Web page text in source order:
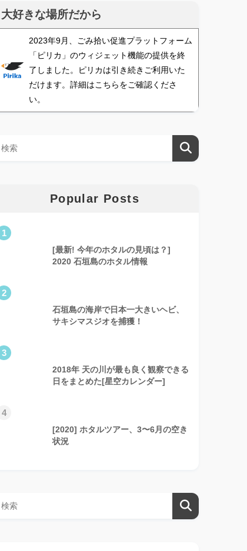
大好きな場所だから
2023年9月、ごみ拾い促進プラットフォーム
「ピリカ」のウィジェット機能の提供を終
了しました。ピリカは引き続きご利用いた
だけます。詳細はこちらをご確認くださ
い。
Popular Posts
1
[最新! 今年のホタルの見頃は？]
2020 石垣島のホタル情報
2
石垣島の海岸で日本一大きいヘビ、
サキシマスジオを捕獲！
3
2018年 天の川が最も良く観察できる
日をまとめた[星空カレンダー]
4
[2020] ホタルツアー、3〜6月の空き
状況